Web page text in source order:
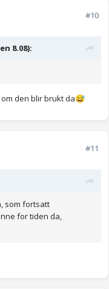
#10
8.08):
den blir brukt da😅
#11
som fortsatt
for tiden da,